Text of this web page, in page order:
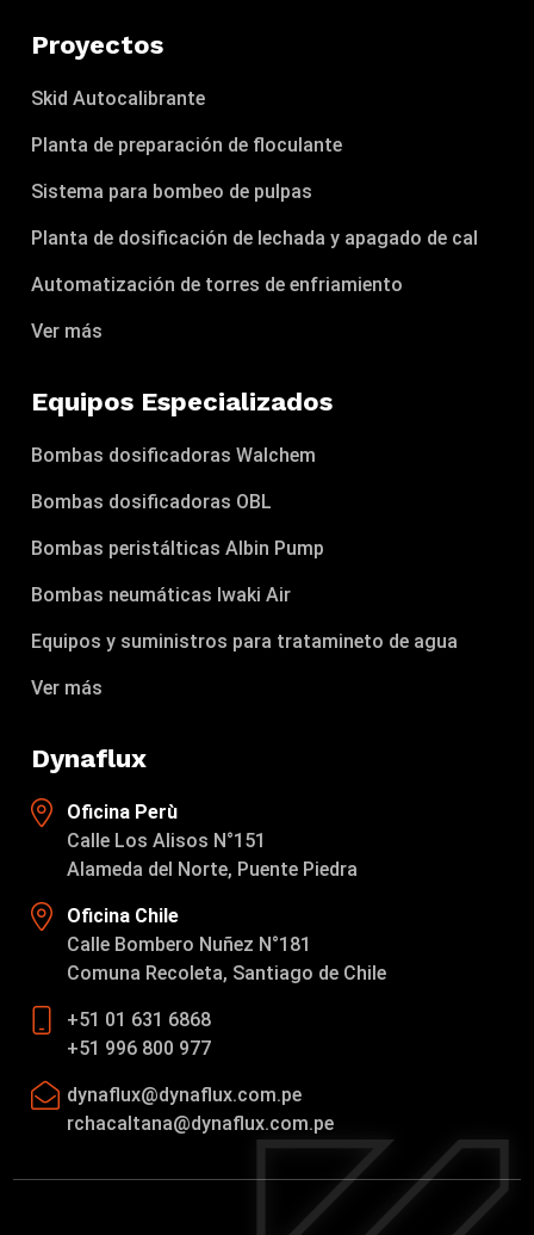
Proyectos
Skid Autocalibrante
Planta de preparación de floculante
Sistema para bombeo de pulpas
Planta de dosificación de lechada y apagado de cal
Automatización de torres de enfriamiento
Ver más
Equipos Especializados
Bombas dosificadoras Walchem
Bombas dosificadoras OBL
Bombas peristálticas Albin Pump
Bombas neumáticas Iwaki Air
Equipos y suministros para tratamineto de agua
Ver más
Dynaflux
Oficina Perù
Calle Los Alisos N°151
Alameda del Norte, Puente Piedra
Oficina Chile
Calle Bombero Nuñez N°181
Comuna Recoleta, Santiago de Chile
+51 01 631 6868
+51 996 800 977
dynaflux@dynaflux.com.pe
rchacaltana@dynaflux.com.pe